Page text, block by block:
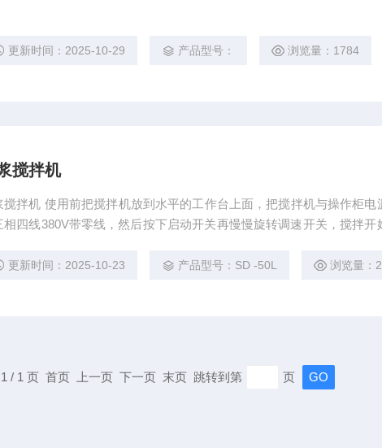
更新时间：2025-10-29 产品型号： 浏览量：1784
搅拌机
搅拌机 使用前把搅拌机放到水平的工作台上面，把搅拌机与操作柜电
相四线380V带零线，然后按下启动开关再慢慢旋转调速开关，搅拌开
可及时按下急停按钮。
更新时间：2025-10-23 产品型号：SD -50L 浏览量：
1 / 1 页 首页 上一页 下一页 末页 跳转到第 页